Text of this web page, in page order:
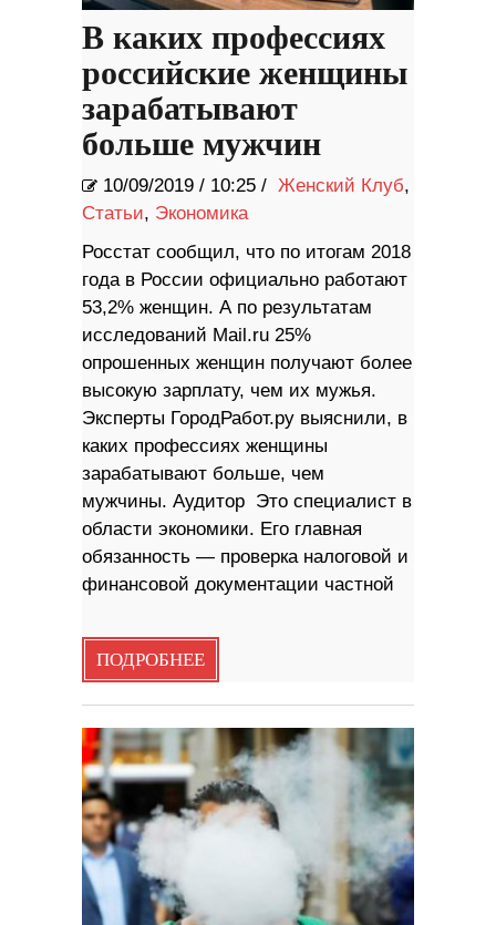
В каких профессиях
российские женщины
зарабатывают
больше мужчин
10/09/2019 / 10:25 / Женский Клуб,
Статьи, Экономика
Росстат сообщил, что по итогам 2018
года в России официально работают
53,2% женщин. А по результатам
исследований Mail.ru 25%
опрошенных женщин получают более
высокую зарплату, чем их мужья.
Эксперты ГородРабот.ру выяснили, в
каких профессиях женщины
зарабатывают больше, чем
мужчины. Аудитор Это специалист в
области экономики. Его главная
обязанность — проверка налоговой и
финансовой документации частной
ПОДРОБНЕЕ